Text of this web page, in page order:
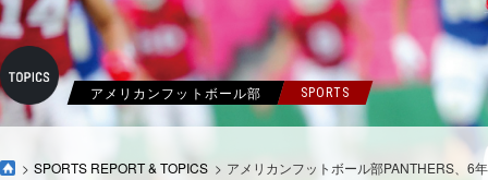
アメリカンフットボール部 SPORTS
SPORTS REPORT & TOPICS アメリカンフットボール部PANTHERS、6